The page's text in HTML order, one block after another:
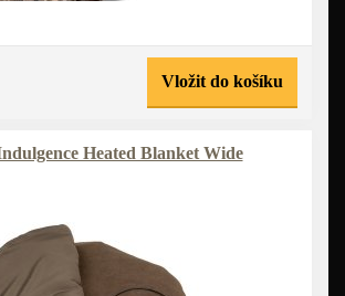
Vložit do košíku
Heated Blanket Wide